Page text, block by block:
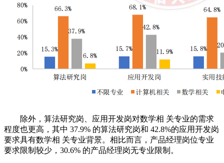
除外，算法研究岗、应用开发岗对数学相 关专业的需求
程度也更高，其中 37.9% 的算法研究岗和 42.8%的应用开发岗
要求具有数学相 关专业背景。相比而言，产品经理岗位专业
要求限制较少，30.6% 的产品经理岗无专业限制。